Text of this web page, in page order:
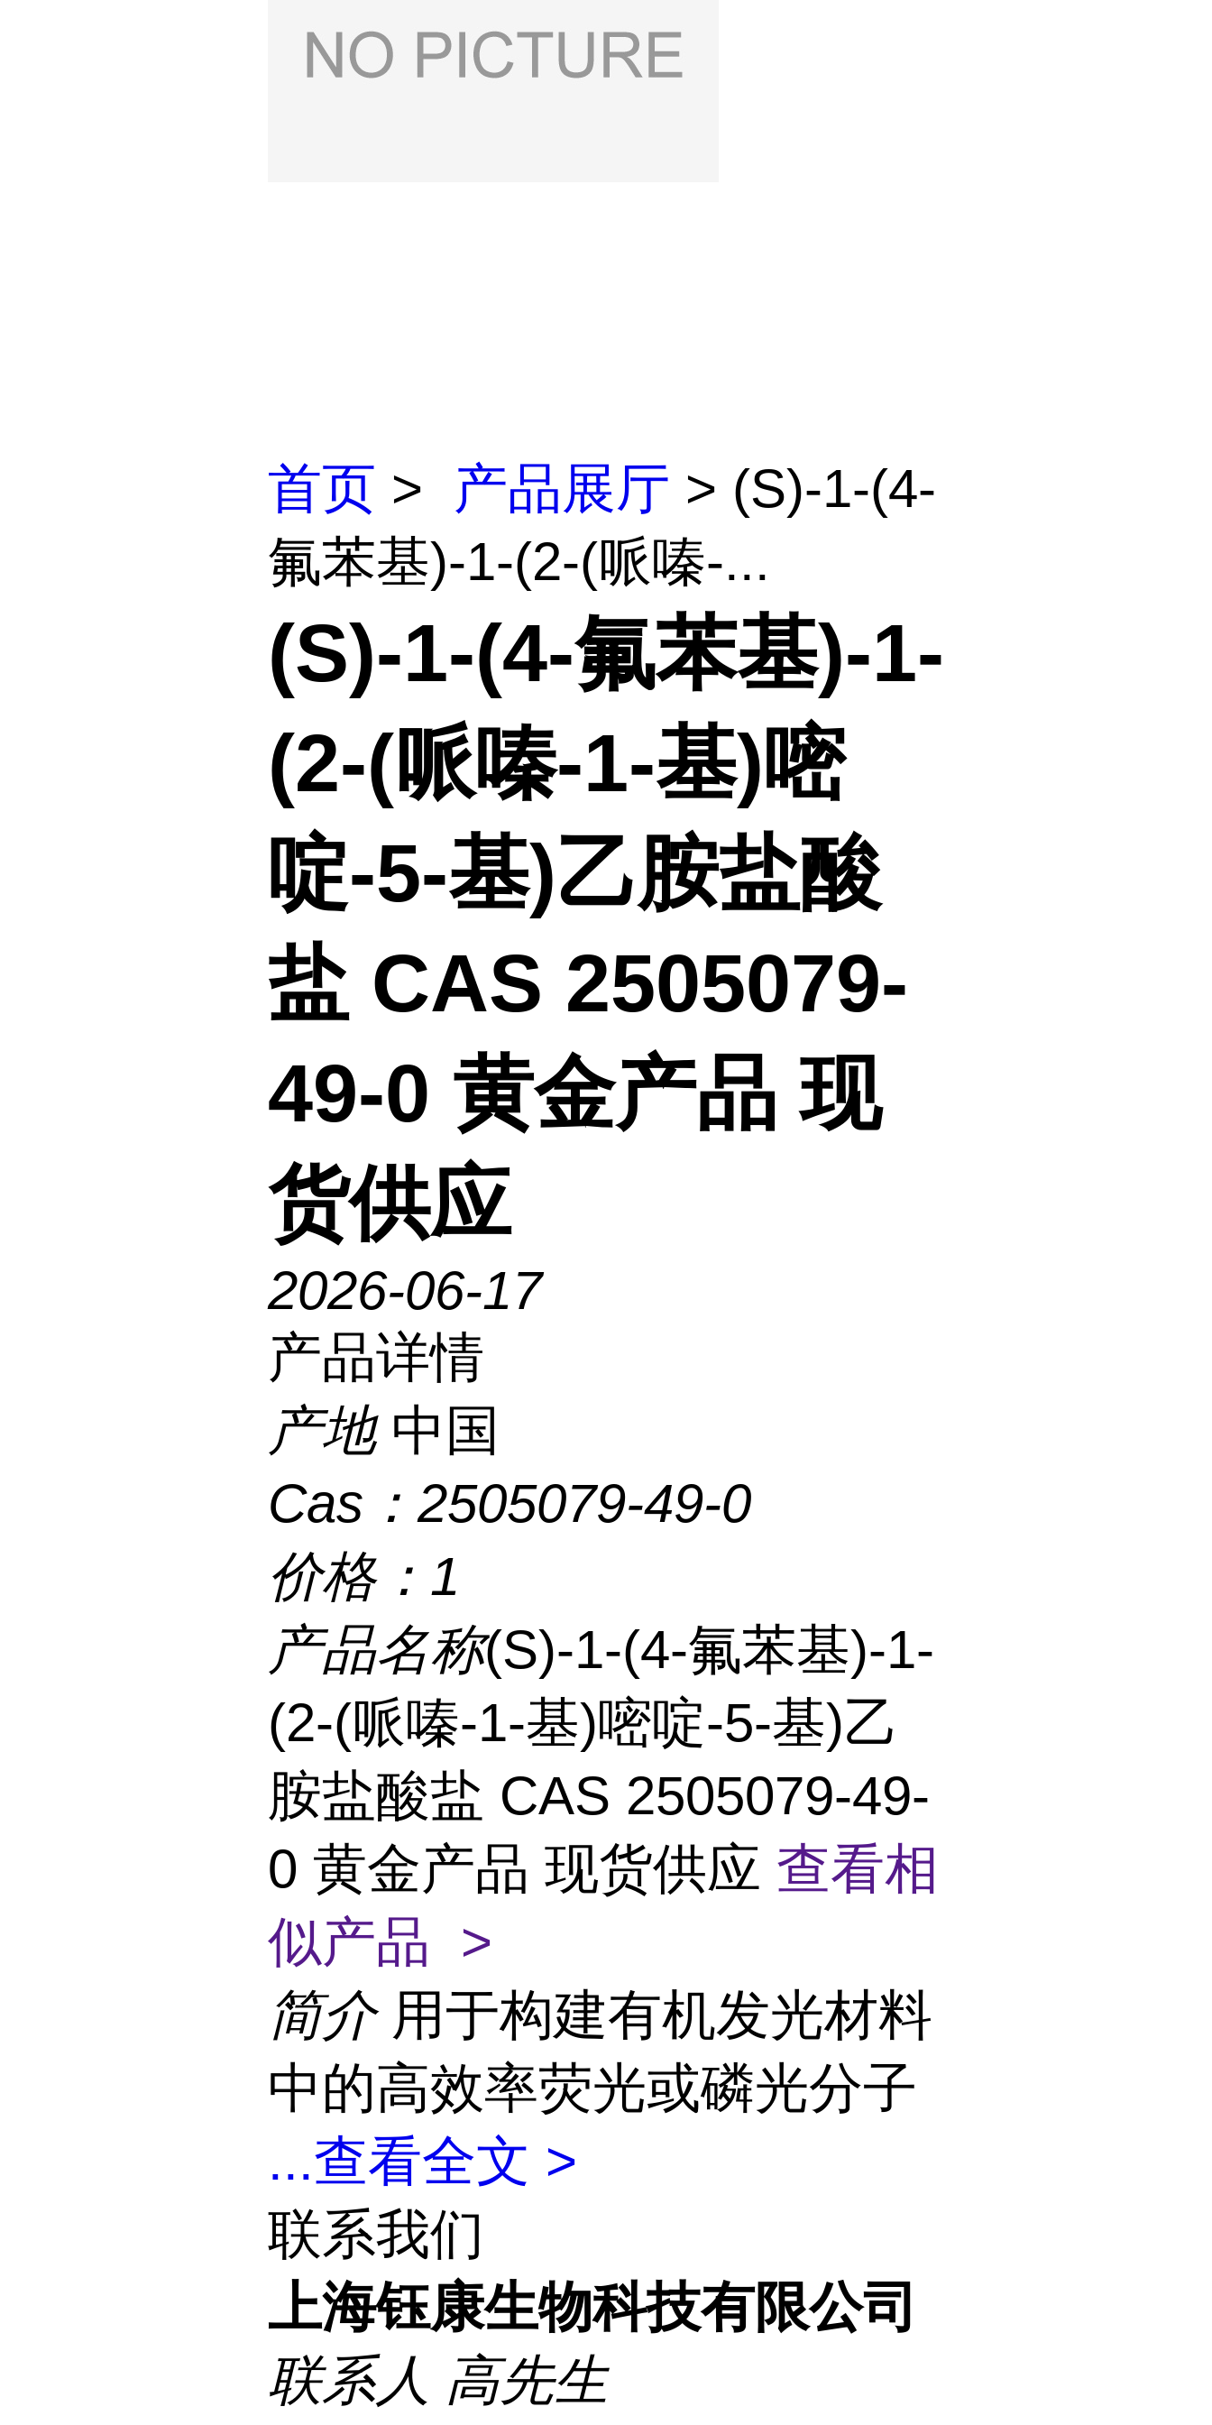
首页 > 产品展厅 > (S)-1-(4-
氟苯基)-1-(2-(哌嗪-...
(S)-1-(4-氟苯基)-1-
(2-(哌嗪-1-基)嘧
啶-5-基)乙胺盐酸
盐 CAS 2505079-
49-0 黄金产品 现
货供应
2026-06-17
产品详情
产地 中国
Cas： 2505079-49-0
价格： 1
产品名称(S)-1-(4-氟苯基)-1-
(2-(哌嗪-1-基)嘧啶-5-基)乙
胺盐酸盐 CAS 2505079-49-
0 黄金产品 现货供应 查看相
似产品 >
简介 用于构建有机发光材料
中的高效率荧光或磷光分子
...查看全文 >
联系我们
上海钰康生物科技有限公司
联系人 高先生